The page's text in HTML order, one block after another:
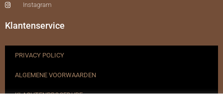
Instagram
Klantenservice
PRIVACY POLICY
ALGEMENE VOORWAARDEN
KLACHTENPROCEDURE